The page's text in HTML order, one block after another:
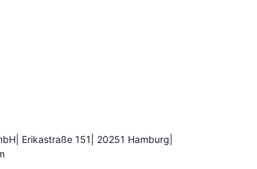
Erikastraße 151| 20251 Hamburg|